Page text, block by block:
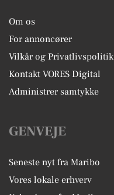
Om os
For annoncører
Vilkår og Privatlivspolitik
Kontakt VORES Digital
Administrer samtykke
GENVEJE
Seneste nyt fra Maribo
Vores lokale erhverv